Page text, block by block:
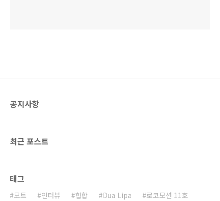
공지사항
최근 포스트
태그
모트 인터뷰 힙합 Dua Lipa
로코모션 11호